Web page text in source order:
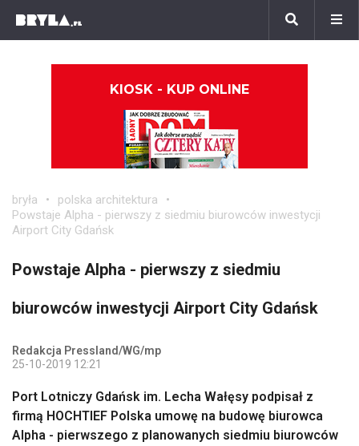
KIOSK - KUP ONLINE
bryła
polska architektura
Powstaje Alpha - pierwszy z siedmiu biurowców inwestycji
Airport City Gdańsk
Powstaje Alpha - pierwszy z siedmiu
biurowców inwestycji Airport City Gdańsk
Redakcja Pressland/WG/mp
25-10-2019 12:21
Port Lotniczy Gdańsk im. Lecha Wałęsy podpisał z
firmą HOCHTIEF Polska umowę na budowę biurowca
Alpha - pierwszego z planowanych siedmiu biurowców